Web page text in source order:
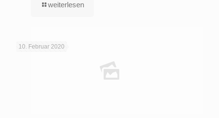
weiterlesen
10. Februar 2020